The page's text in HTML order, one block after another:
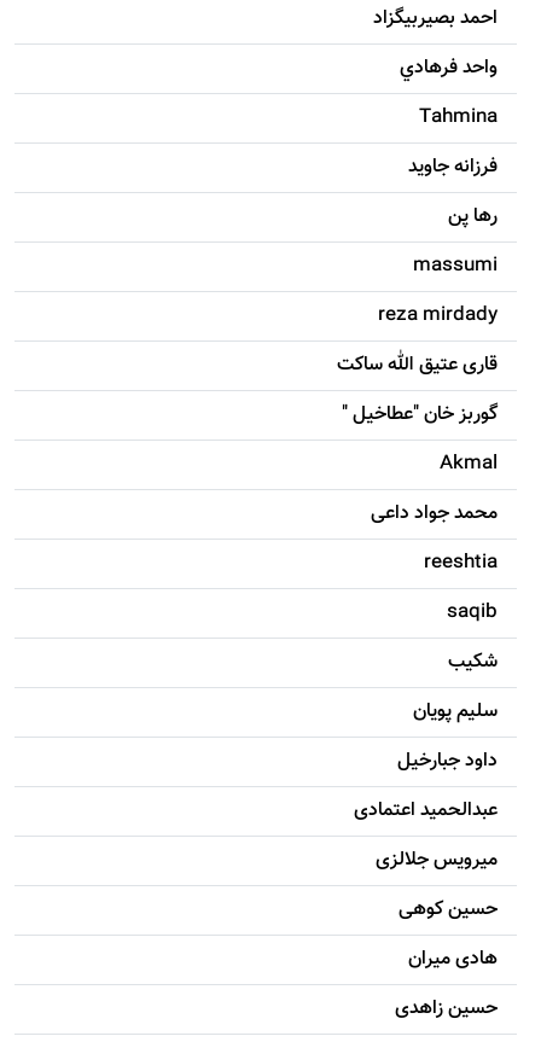
احمد بصيربيگزاد
واحد فرهادي
Tahmina
فرزانه جاويد
رها پن
massumi
reza mirdady
قاری عتیق الله ساکت
گوربز خان "عطاخیل "
Akmal
محمد جواد داعی
reeshtia
saqib
شکيب
سليم پویان
داود جبارخیل
عبدالحمید اعتمادی
میرویس جلالزی
حسين کوهی
هادی ميران
حسين زاهدی